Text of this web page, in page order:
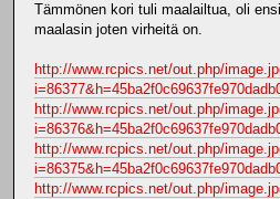
Tämmönen kori tuli maalailtua, oli
maalasin joten virheitä on.
http://www.rcpics.net/out.php/
http://www.rcpics.net/out.php/
http://www.rcpics.net/out.php/
http://www.rcpics.net/out.php/